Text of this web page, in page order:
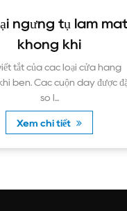
Vỏ & ống
Thông thường,
bên trong các